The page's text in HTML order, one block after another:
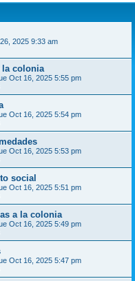
2025 9:33 am
la colonia
Oct 16, 2025 5:55 pm
Oct 16, 2025 5:54 pm
Oct 16, 2025 5:53 pm
social
Oct 16, 2025 5:51 pm
a la colonia
Oct 16, 2025 5:49 pm
Oct 16, 2025 5:47 pm